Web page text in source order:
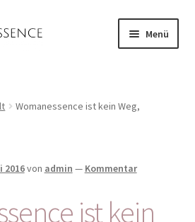
Menü
Womanessence ist kein Weg,
2016von admin — Kommentar
ist kein